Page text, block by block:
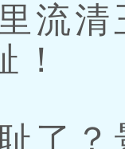
流清
！
了？